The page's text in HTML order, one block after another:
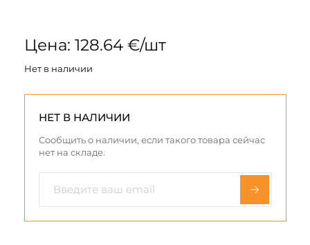
Цена: 128.64 €/шт
Нет в наличии
НЕТ В НАЛИЧИИ
Сообщить о наличии, если такого товара сейчас
нет на складе.